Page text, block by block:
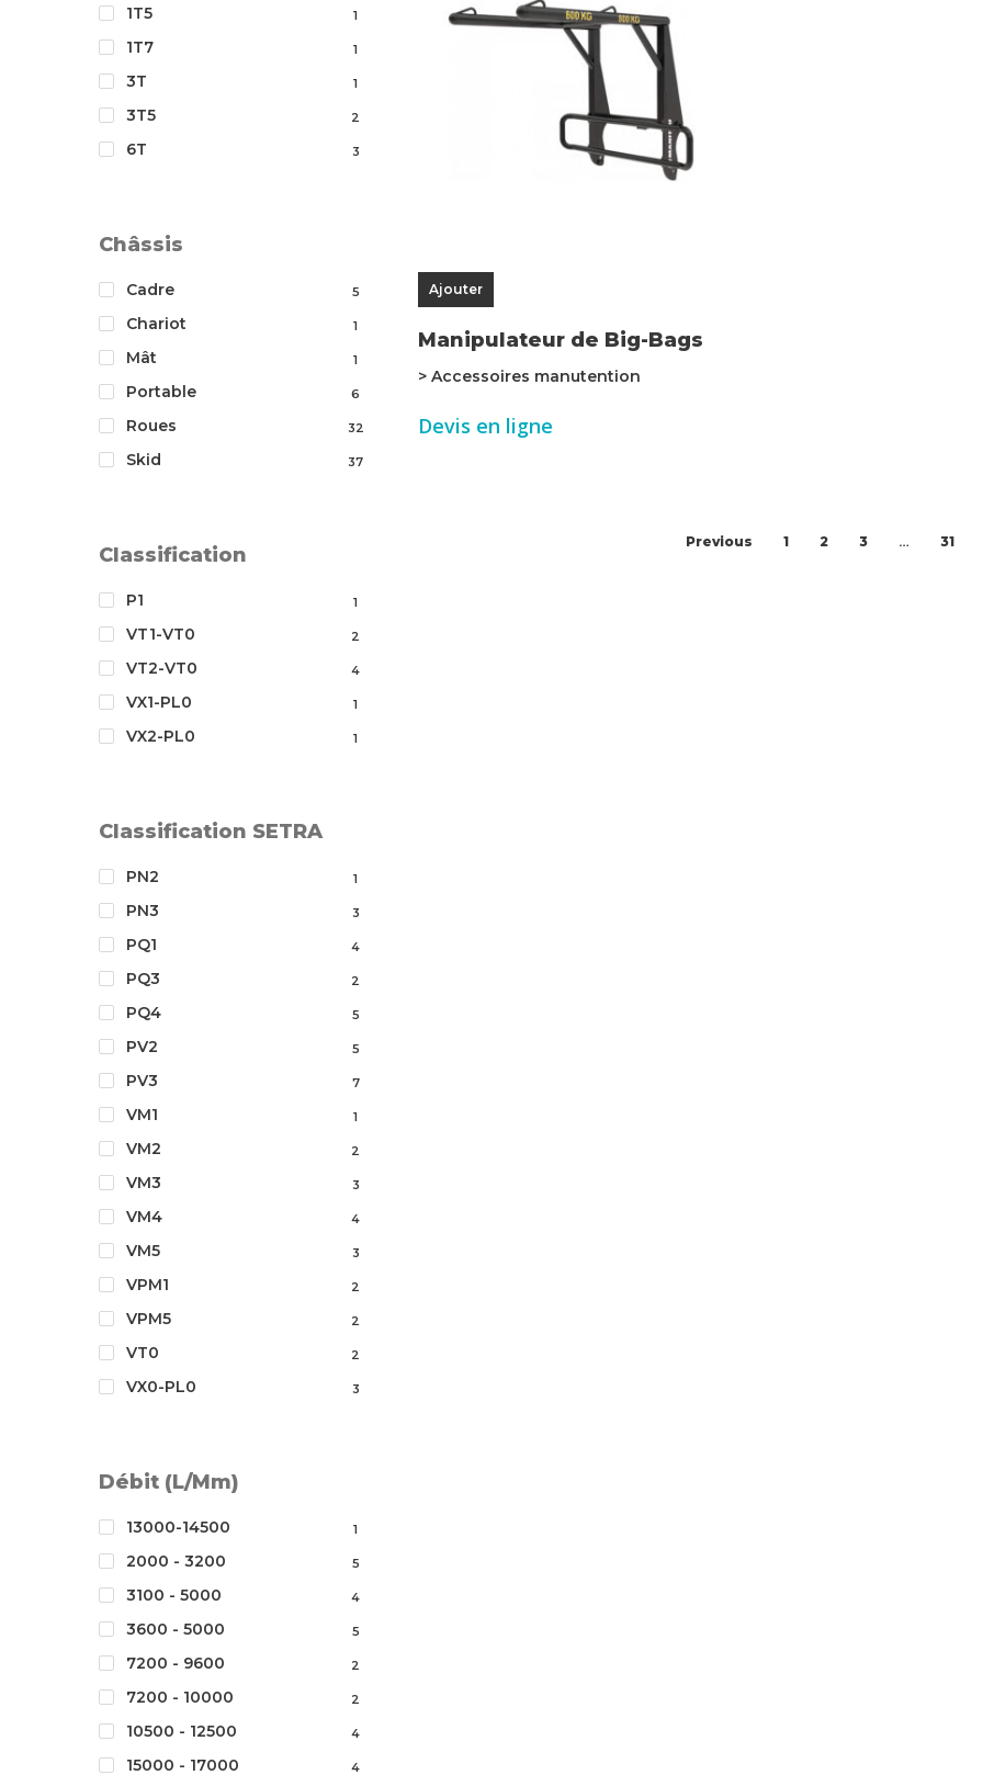
1T5 1
1T7 1
3T 1
3T5 2
6T 3
Châssis
Cadre 5
Chariot 1
Mât 1
Portable 6
Roues 32
Skid 37
Classification
P1 1
VT1-VT0 2
VT2-VT0 4
VX1-PL0 1
VX2-PL0 1
Classification SETRA
PN2 1
PN3 3
PQ1 4
PQ3 2
PQ4 5
PV2 5
PV3 7
VM1 1
VM2 2
VM3 3
VM4 4
VM5 3
VPM1 2
VPM5 2
VT0 2
VX0-PL0 3
Débit (L/mm)
13000-14500 1
2000 - 3200 5
3100 - 5000 4
3600 - 5000 5
7200 - 9600 2
7200 - 10000 2
10500 - 12500 4
15000 - 17000 4
Ajouter
Manipulateur de Big-Bags
> Accessoires manutention
Devis en ligne
Previous 1 2 3 … 31